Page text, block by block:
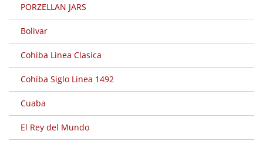
PORZELLAN JARS
Bolivar
Cohiba Linea Clasica
Cohiba Siglo Linea 1492
Cuaba
El Rey del Mundo